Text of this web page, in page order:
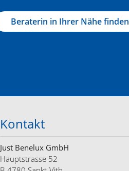
Beraterin in Ihrer Nähe finden
Kontakt
Just Benelux GmbH
Hauptstrasse 52